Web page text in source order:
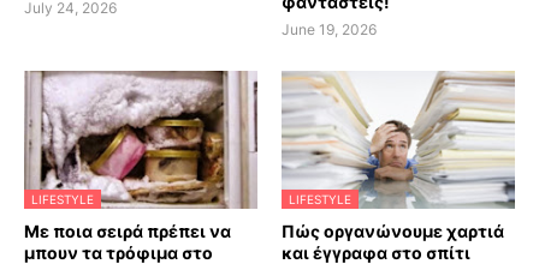
July 24, 2026
June 19, 2026
LIFESTYLE
Με ποια σειρά πρέπει να
μπουν τα τρόφιμα στο
LIFESTYLE
Πώς οργανώνουμε χαρτιά
και έγγραφα στο σπίτι